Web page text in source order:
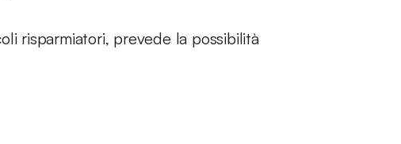
risparmiatori, prevede la possibilità